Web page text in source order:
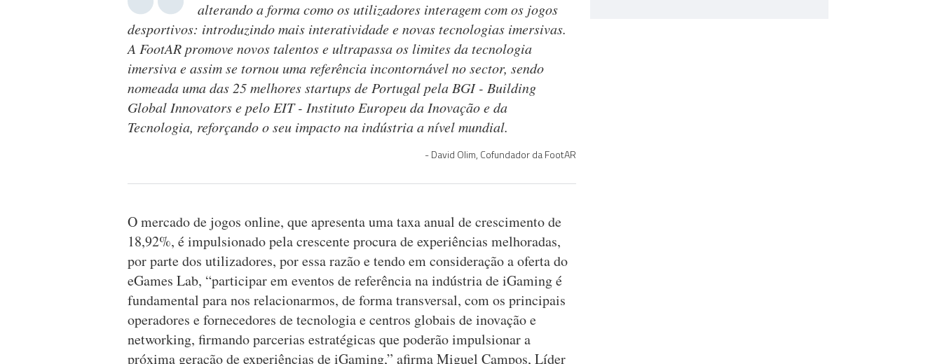
alterando a forma como os utilizadores interagem com os jogos
desportivos: introduzindo mais interatividade e novas tecnologias imersivas.
A FootAR promove novos talentos e ultrapassa os limites da tecnologia
imersiva e assim se tornou uma referência incontornável no sector, sendo
nomeada uma das 25 melhores startups de Portugal pela BGI - Building
Global Innovators e pelo EIT - Instituto Europeu da Inovação e da
Tecnologia, reforçando o seu impacto na indústria a nível mundial.
David Olim, Cofundador da FootAR
O mercado de jogos online, que apresenta uma taxa anual de crescimento de
18,92%, é impulsionado pela crescente procura de experiências melhoradas,
por parte dos utilizadores, por essa razão e tendo em consideração a oferta do
eGames Lab, “participar em eventos de referência na indústria de iGaming é
fundamental para nos relacionarmos, de forma transversal, com os principais
operadores e fornecedores de tecnologia e centros globais de inovação e
networking, firmando parcerias estratégicas que poderão impulsionar a
próxima geração de experiências de iGaming,” afirma Miguel Campos, Líder